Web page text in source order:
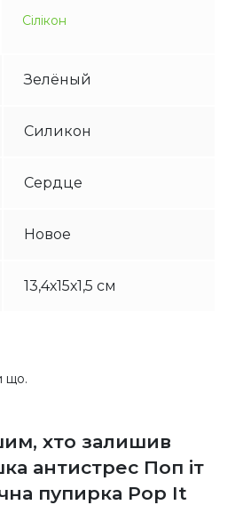
Сілікон
Зелёный
Силикон
Сердце
Новое
13,4х15х1,5 см
що.
хто залишив
антистрес Поп іт
пупирка Pop It